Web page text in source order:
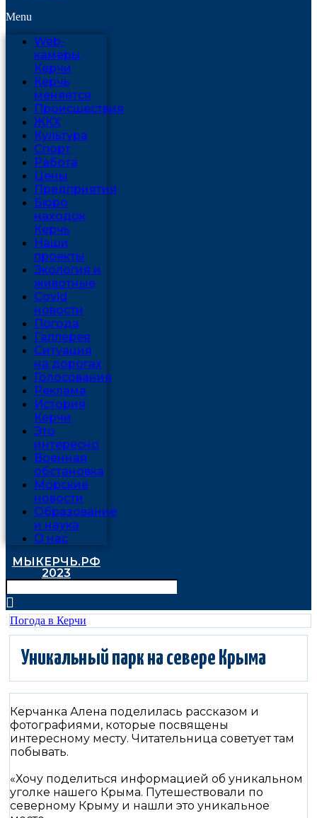
Menu
Web-
камеры
Керчи
Керчь
меняется
Проиcшествия
ЖКХ
Культура
Спорт
Работа
Цены
Предприятия
Бюро
находок
Керчь
Наши
проекты
Экология и
животные
Covid
новости
Погода
Галлерея
Ситуация
на дорогах
Голосования
Реклама
История
Керчи
Это
интересно
Военная
обстановка
Морские
новости
Образование
и наука
О нас
МЫКЕРЧЬ.РФ
2023
Погода в Керчи
Уникальный парк на севере Крыма
Керчанка Алена поделилась рассказом и
фотографиями, которые посвящены
интересному месту. Читательница советует там
побывать.
«Хочу поделиться информацией об уникальном
уголке нашего Крыма. Путешествовали по
северному Крыму и нашли это уникальное